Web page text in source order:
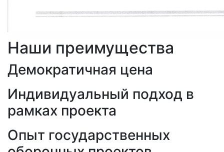
Наши преимущества
Демократичная цена
Индивидуальный подход в
рамках проекта
Опыт государственных